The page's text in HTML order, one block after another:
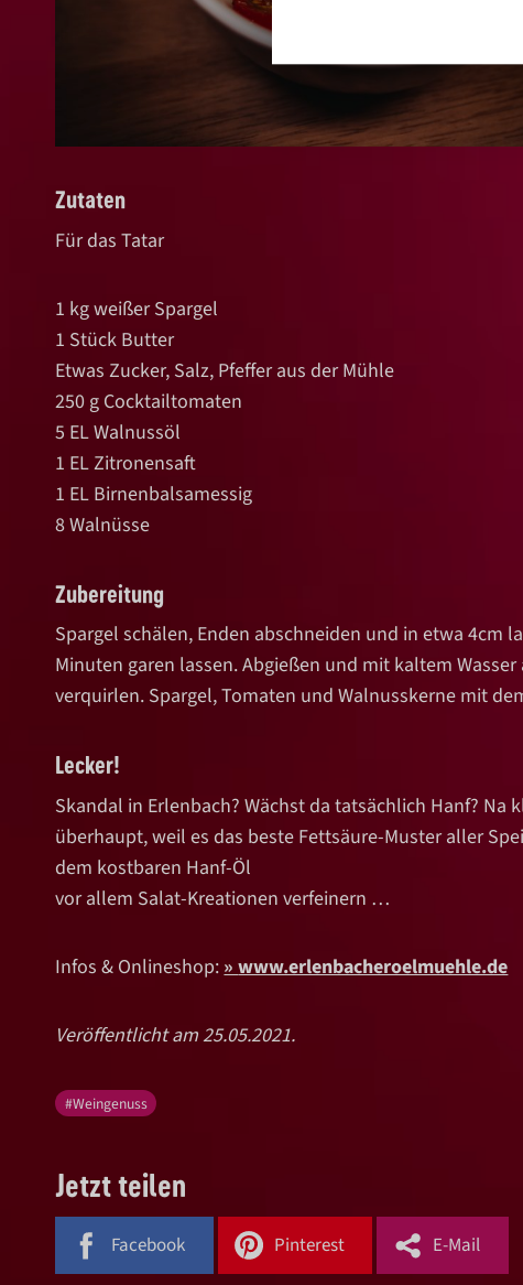
Zutaten
Für das Tatar
1 kg weißer Spargel
1 Stück Butter
Etwas Zucker, Salz, Pfeffer aus der Mühle
250 g Cocktailtomaten
5 EL Walnussöl
1 EL Zitronensaft
1 EL Birnenbalsamessig
8 Walnüsse
Zubereitung
Spargel schälen, Enden abschneiden und in etwa 4cm
Minuten garen lassen. Abgießen und mit kaltem
verquirlen. Spargel, Tomaten und Walnusskerne mit
Lecker!
Skandal in Erlenbach? Wächst da tatsächlich Hanf?
überhaupt, weil es das beste Fettsäure-Muster aller
dem kostbaren Hanf-Öl
vor allem Salat-Kreationen verfeinern …
Infos & Onlineshop: www.erlenbacheroelmuehle.de
Veröffentlicht am 25.05.2021.
#Weingenuss
Jetzt teilen
Facebook Pinterest E-Mail